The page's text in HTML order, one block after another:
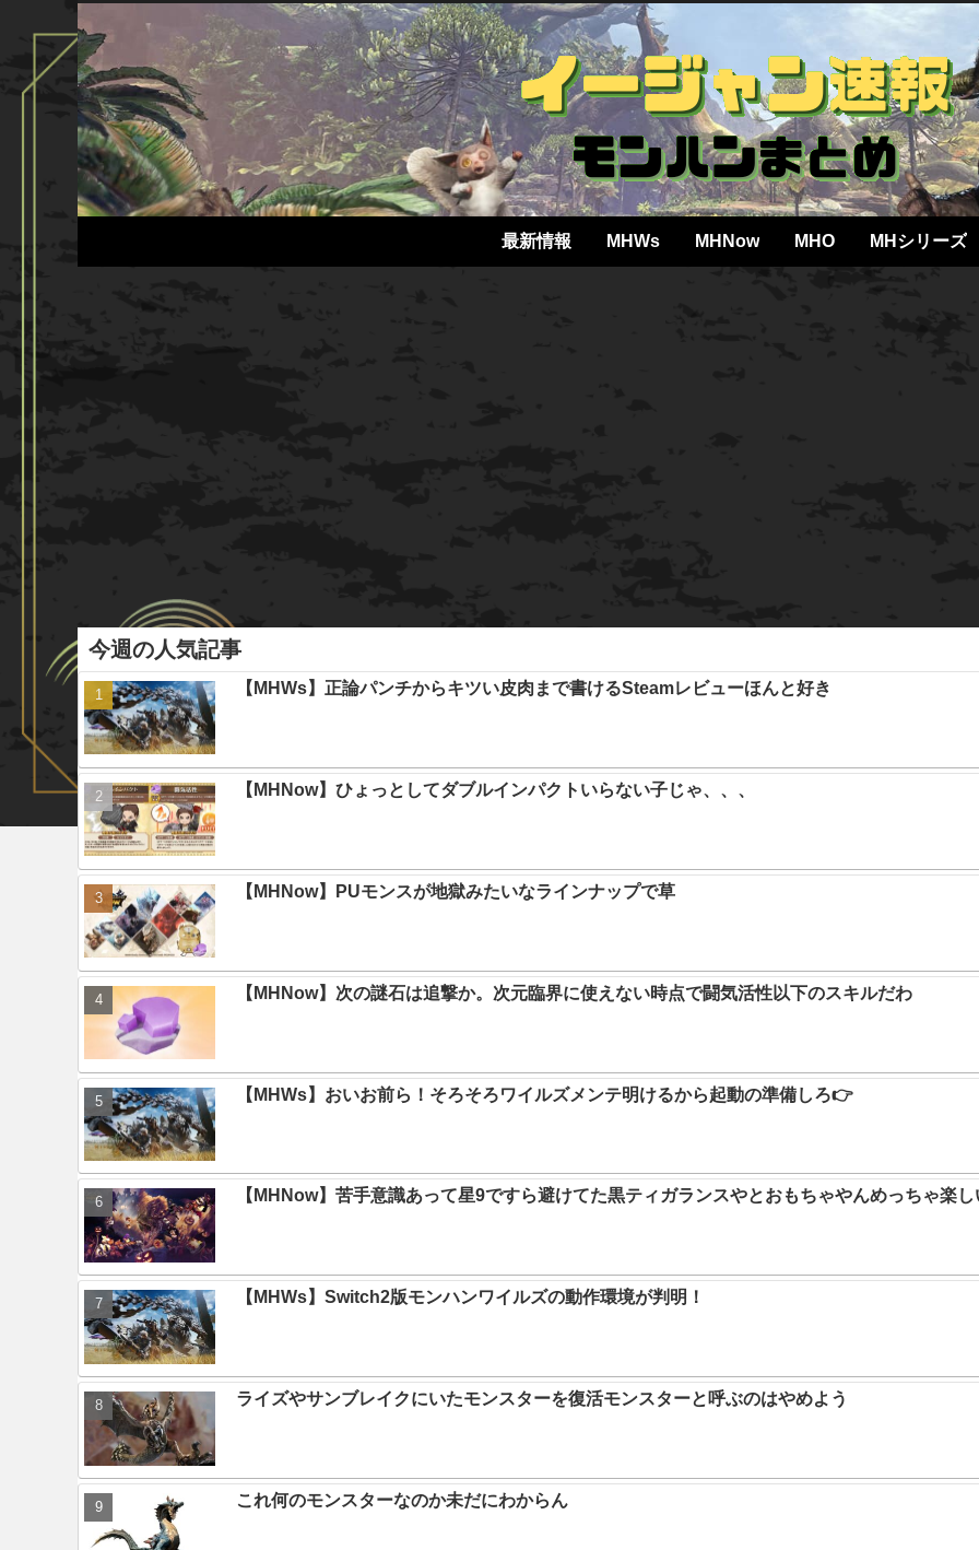
最新情報 MHWs MHNow MHO MHシリーズ
今週の人気記事
【MHWs】正論パンチからキツい皮肉まで書けるSteamレビューほんと好き
【MHNow】ひょっとしてダブルインパクトいらない子じゃ、、、
【MHNow】PUモンスが地獄みたいなラインナップで草
【MHNow】次の謎石は追撃か。次元臨界に使えない時点で闘気活性以下のスキルだわ
【MHWs】おいお前ら！そろそろワイルズメンテ明けるから起動の準備しろ👉
【MHNow】苦手意識あって星9ですら避けてた黒ティガランスやとおもちゃやんめっちゃ楽し
【MHWs】Switch2版モンハンワイルズの動作環境が判明！
ライズやサンブレイクにいたモンスターを復活モンスターと呼ぶのはやめよう
これ何のモンスターなのか未だにわからん